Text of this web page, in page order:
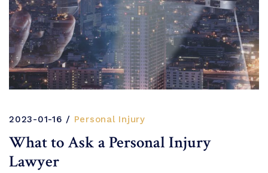
2023-01-16 Personal Injury
What to Ask a Personal Injury
Lawyer